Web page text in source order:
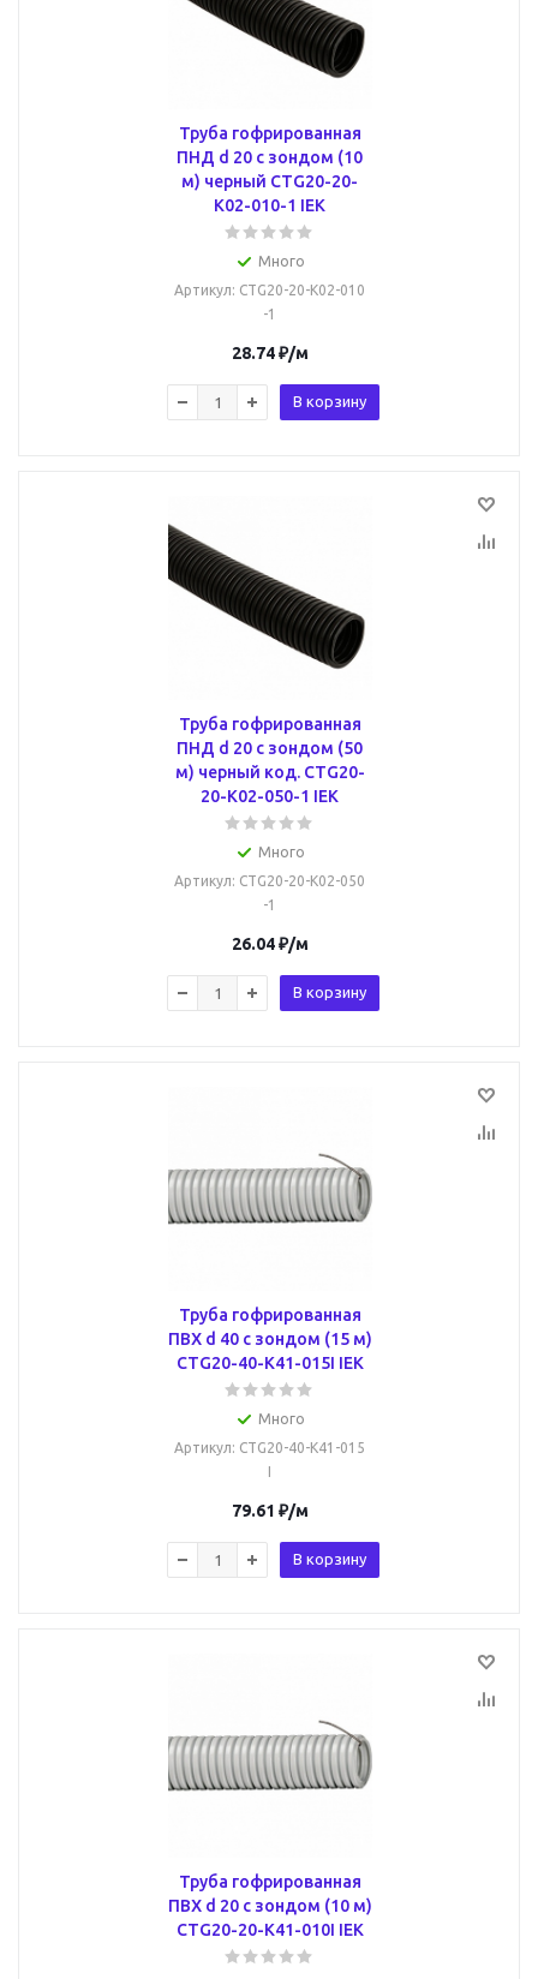
Труба гофрированная
ПНД d 20 с зондом (10
м) черный CTG20-20-
K02-010-1 IEK
Много
Артикул: CTG20-20-K02-010
-1
28.74₽/м
В корзину
Труба гофрированная
ПНД d 20 с зондом (50
м) черный код. CTG20-
20-K02-050-1 IEK
Много
Артикул: CTG20-20-K02-050
-1
26.04₽/м
В корзину
Труба гофрированная
ПВХ d 40 с зондом (15 м)
CTG20-40-K41-015I IEK
Много
Артикул: CTG20-40-K41-015
I
79.61 ₽/м
В корзину
Труба гофрированная
ПВХ d 20 с зондом (10 м)
CTG20-20-K41-010I IEK